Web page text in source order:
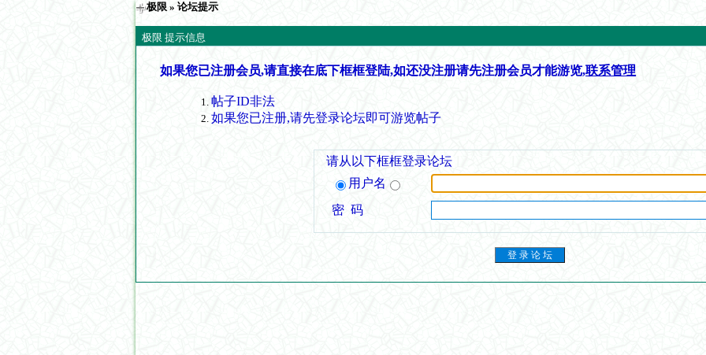
极限 » 论坛提示
极限 提示信息
如果您已注册会员,请直接在底下框框登陆,如还没注册请先注册会员才能游览,联系管理
帖子ID非法
如果您已注册,请先登录论坛即可游览帖子
请从以下框框登录论坛
用户名
密 码